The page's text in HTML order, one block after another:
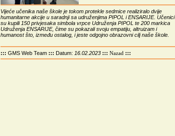
Vijeće učenika naše škole je tokom protekle sedmice realiziralo dvije
humanitarne akcije u saradnji sa udruženjima PIPOL i ENSARIJE. Učenici
su kupili 150 privjesaka simbola vrpce Udruženja PIPOL te 200 markica
Udruženja ENSARIJE, čime su pokazali svoju empatiju, altruizam i
humanost što, između ostalog, i jeste odgojno obrazovni cilj naše škole.
::: GMS Web Team ::: Datum: 16.02.2023 ::: Nazad :::